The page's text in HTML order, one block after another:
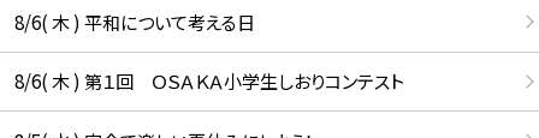
8/6( 木 ) 平和について考える日
8/6( 木 ) 第１回 ＯＳＡＫＡ小学生しおりコンテスト